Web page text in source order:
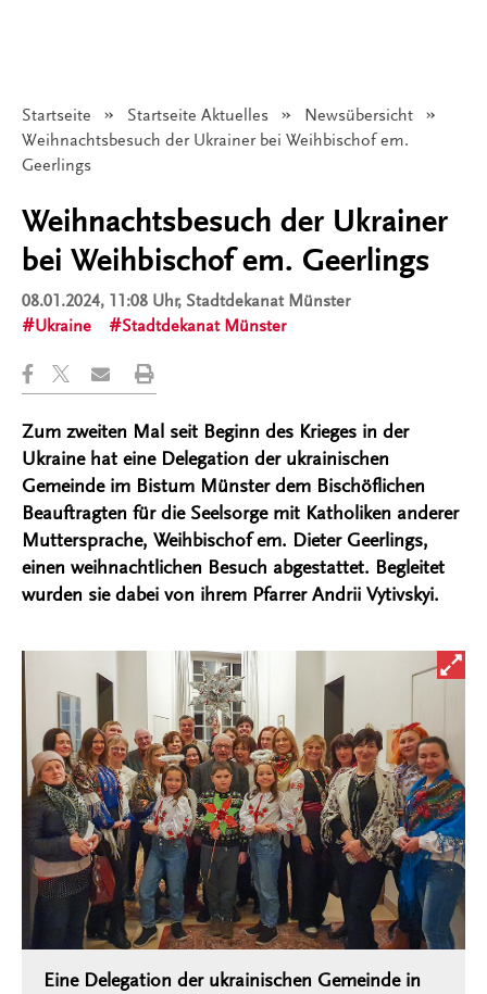
Startseite Startseite Aktuelles
Newsübersicht
Angezeigt:
Weihnachtsbesuch der Ukrainer bei Weihbischof em.
Geerlings
Weihnachtsbesuch der Ukrainer
bei Weihbischof em. Geerlings
08.01.2024, 11:08 Uhr, Stadtdekanat Münster
Ukraine
Stadtdekanat Münster
Zum zweiten Mal seit Beginn des Krieges in der
Ukraine hat eine Delegation der ukrainischen
Gemeinde im Bistum Münster dem Bischöflichen
Beauftragten für die Seelsorge mit Katholiken anderer
Muttersprache, Weihbischof em. Dieter Geerlings,
einen weihnachtlichen Besuch abgestattet. Begleitet
wurden sie dabei von ihrem Pfarrer Andrii Vytivskyi.
Bild
Eine Delegation der ukrainischen Gemeinde in